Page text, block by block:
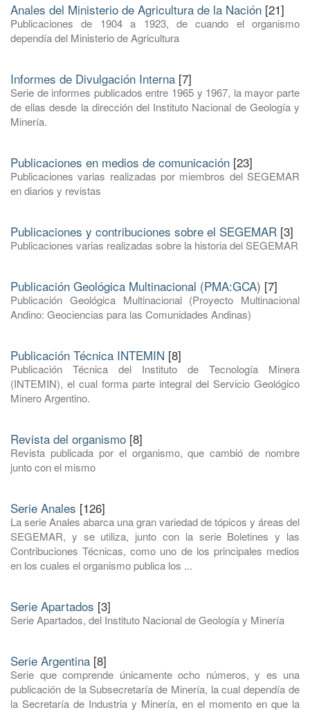
Anales del Ministerio de Agricultura de la Nación [21]
Publicaciones de 1904 a 1923, de cuando el organismo
dependía del Ministerio de Agricultura
Informes de Divulgación Interna [7]
Serie de informes publicados entre 1965 y 1967, la mayor parte
de ellas desde la dirección del Instituto Nacional de Geología y
Minería.
Publicaciones en medios de comunicación [23]
Publicaciones varias realizadas por miembros del SEGEMAR
en diarios y revistas
Publicaciones y contribuciones sobre el SEGEMAR [3]
Publicaciones varias realizadas sobre la historia del SEGEMAR
Publicación Geológica Multinacional (PMA:GCA) [7]
Publicación Geológica Multinacional (Proyecto Multinacional
Andino: Geociencias para las Comunidades Andinas)
Publicación Técnica INTEMIN [8]
Publicación Técnica del Instituto de Tecnología Minera
(INTEMIN), el cual forma parte integral del Servicio Geológico
Minero Argentino.
Revista del organismo [8]
Revista publicada por el organismo, que cambió de nombre
junto con el mismo
Serie Anales [126]
La serie Anales abarca una gran variedad de tópicos y áreas del
SEGEMAR, y se utiliza, junto con la serie Boletines y las
Contribuciones Técnicas, como uno de los principales medios
en los cuales el organismo publica los ...
Serie Apartados [3]
Serie Apartados, del Instituto Nacional de Geología y Minería
Serie Argentina [8]
Serie que comprende únicamente ocho números, y es una
publicación de la Subsecretaría de Minería, la cual dependía de
la Secretaría de Industria y Minería, en el momento en que la